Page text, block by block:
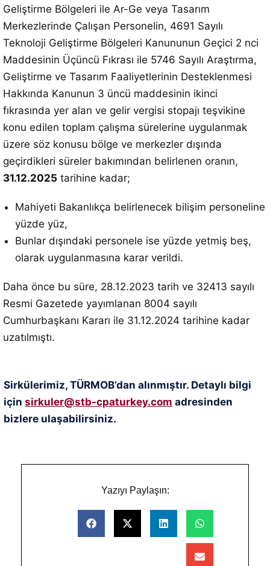
Geliştirme Bölgeleri ile Ar-Ge veya Tasarım
Merkezlerinde Çalışan Personelin, 4691 Sayılı
Teknoloji Geliştirme Bölgeleri Kanununun Geçici 2 nci
Maddesinin Üçüncü Fıkrası ile 5746 Sayılı Araştırma,
Geliştirme ve Tasarım Faaliyetlerinin Desteklenmesi
Hakkında Kanunun 3 üncü maddesinin ikinci
fıkrasında yer alan ve gelir vergisi stopajı teşvikine
konu edilen toplam çalışma sürelerine uygulanmak
üzere söz konusu bölge ve merkezler dışında
geçirdikleri süreler bakımından belirlenen oranın,
31.12.2025 tarihine kadar;
Mahiyeti Bakanlıkça belirlenecek bilişim personeline
yüzde yüz,
Bunlar dışındaki personele ise yüzde yetmiş beş,
olarak uygulanmasına karar verildi.
Daha önce bu süre, 28.12.2023 tarih ve 32413 sayılı
Resmi Gazetede yayımlanan 8004 sayılı
Cumhurbaşkanı Kararı ile 31.12.2024 tarihine kadar
uzatılmıştı.
Sirkülerimiz, TÜRMOB’dan alınmıştır. Detaylı bilgi
için sirkuler@stb-cpaturkey.com adresinden
bizlere ulaşabilirsiniz.
Yazıyı Paylaşın: